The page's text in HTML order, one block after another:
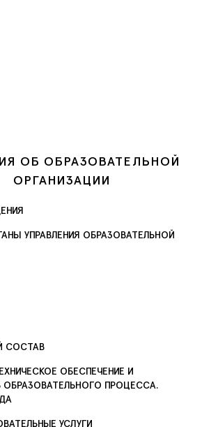
ОБ ОБРАЗОВАТЕЛЬНОЙ
ОРГАНИЗАЦИИ
УПРАВЛЕНИЯ ОБРАЗОВАТЕЛЬНОЙ
СОСТАВ
ОБЕСПЕЧЕНИЕ И
ПРОЦЕССА.
УСЛУГИ